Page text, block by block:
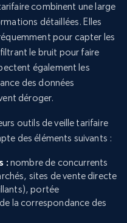
combinent une large
détaillées. Elles
pour capter les
le bruit pour faire
également les
des données
déroger.
outils de veille tarifaire
des éléments suivants :
: nombre de concurrents
sites de vente directe
portée
la correspondance des